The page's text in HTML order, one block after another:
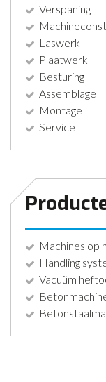
Verspaning
Laswerk
Plaatwerk
Besturing
Assemblage
Montage
Service
Machines op
Handling
Vacuüm